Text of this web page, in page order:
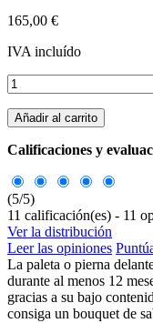
165,00 €
IVA incluído
Añadir al carrito
Calificaciones y
(5/5)
11 calificación(es) - 11
Ver la distribución
Leer las opiniones
La paleta o pierna
durante al menos 12
gracias a su bajo
consiga un bouquet de